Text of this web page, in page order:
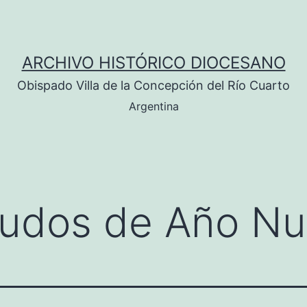
ARCHIVO HISTÓRICO DIOCESANO
Obispado Villa de la Concepción del Río Cuarto
Argentina
de Año